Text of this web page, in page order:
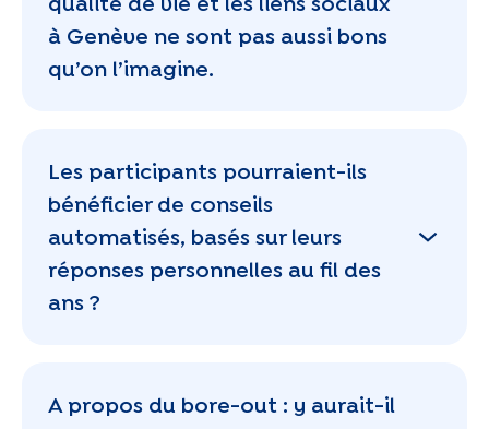
qualité de vie et les liens sociaux
à Genève ne sont pas aussi bons
qu’on l’imagine.
Les participants pourraient-ils
bénéficier de conseils
automatisés, basés sur leurs
réponses personnelles au fil des
ans ?
A propos du bore-out : y aurait-il